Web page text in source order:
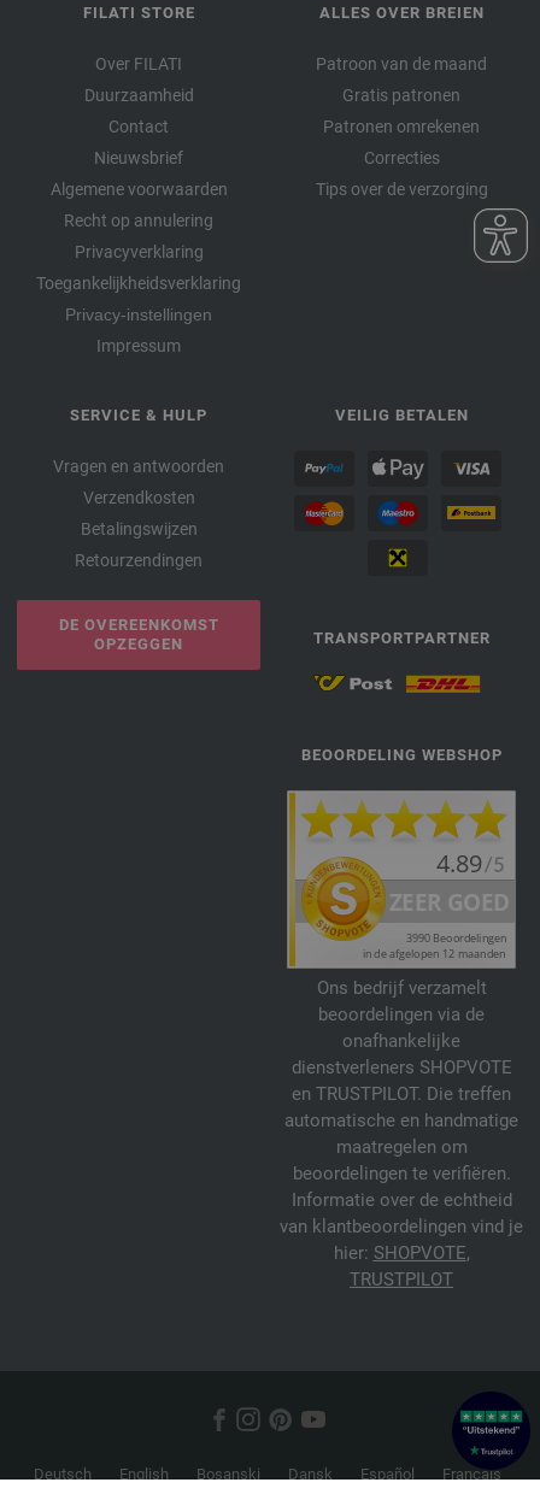
FILATI STORE
Over FILATI
Duurzaamheid
Contact
Nieuwsbrief
Algemene voorwaarden
Recht op annulering
Privacyverklaring
Toegankelijkheidsverklaring
Privacy-instellingen
Impressum
ALLES OVER BREIEN
Patroon van de maand
Gratis patronen
Patronen omrekenen
Correcties
Tips over de verzorging
SERVICE & HULP
Vragen en antwoorden
Verzendkosten
Betalingswijzen
Retourzendingen
DE OVEREENKOMST
OPZEGGEN
VEILIG BETALEN
TRANSPORTPARTNER
BEOORDELING WEBSHOP
Ons bedrijf verzamelt
beoordelingen via de
onafhankelijke
dienstverleners SHOPVOTE
en TRUSTPILOT. Die treffen
automatische en handmatige
maatregelen om
beoordelingen te verifiëren.
Informatie over de echtheid
van klantbeoordelingen vind je
hier: SHOPVOTE,
TRUSTPILOT
Deutsch English Bosanski Dansk Español
Français